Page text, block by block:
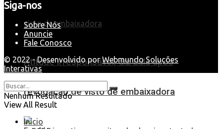
Atitude irresponsável, diz Lula após
revogação de visto de embaixadora
Siga-nos
Sobre Nós
Anuncie
Fale Conosco
© 2022 - Desenvolvido porWebmundo Soluções
Interativas
Nenhum Resultado
View All Result
Início